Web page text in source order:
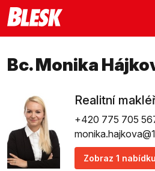
Bc. Monika
Realitní
+420 775 705
Zobraz 1 nabídku